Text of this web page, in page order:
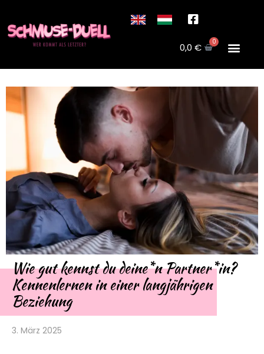
0,0 € 0
Wie gut kennst du deine*n Partner*in?
Kennenlernen in einer langjährigen
Beziehung
3. März 2025